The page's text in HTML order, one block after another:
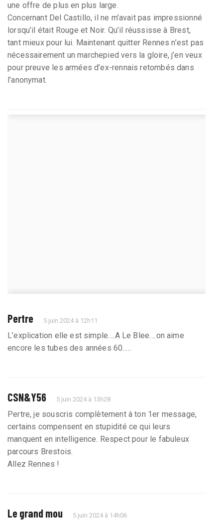
une offre de plus en plus large.
Concernant Del Castillo, il ne m’avait pas impressionné
lorsqu’il était Rouge et Noir. Qu’il réussisse à Brest,
tant mieux pour lui. Maintenant quitter Rennes n’est pas
nécessairement un marchepied vers la gloire, j’en veux
pour preuve les armées d’ex-rennais retombés dans
l’anonymat.
Pertre 5 juin 2024 à 12h11
L’explication elle est simple….A Le Blee….on aime
encore les tubes des années 60…..
CSN&Y56 5 juin 2024 à 13h28
Pertre, je souscris complètement à ton 1er message,
certains compensent en stupidité ce qui leurs
manquent en intelligence. Respect pour le fabuleux
parcours Brestois.
Allez Rennes !
Le grand mou 5 juin 2024 à 14h06